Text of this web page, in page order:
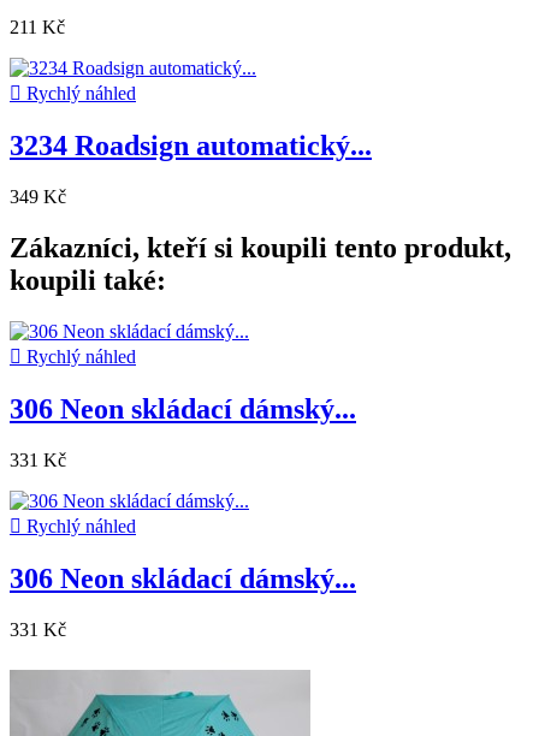
211 Kč
 Rychlý náhled
3234 Roadsign automatický...
349 Kč
Zákazníci, kteří si koupili tento produkt,
koupili také:
 Rychlý náhled
306 Neon skládací dámský...
331 Kč
 Rychlý náhled
306 Neon skládací dámský...
331 Kč